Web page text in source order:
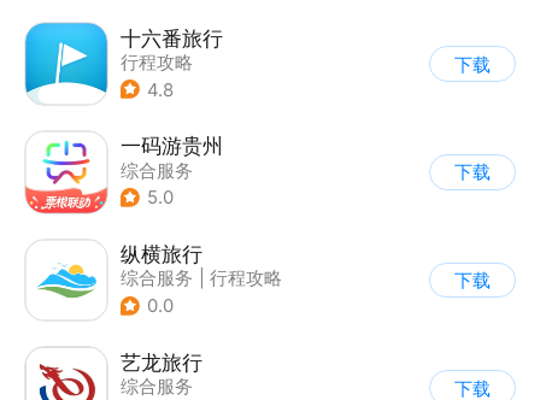
十六番旅行
行程攻略
4.8
下载
一码游贵州
综合服务
5.0
下载
纵横旅行
综合服务
行程攻略
0.0
下载
艺龙旅行
综合服务
下载